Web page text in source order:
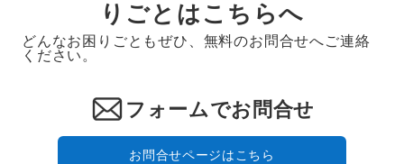
りごとはこちらへ
どんなお困りごともぜひ、無料のお問合せへご連絡
ください。
フォームでお問合せ
お問合せページはこちら